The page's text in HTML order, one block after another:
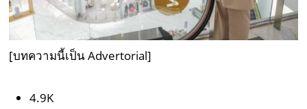
[บทความนี้เป็น Advertorial]
4.9K